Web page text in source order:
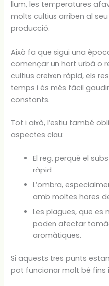
llum, les temperatures
molts cultius arriben al
producció.
Això fa que sigui una
començar un hort urbà o
cultius creixen ràpid, els
temps i és més fàcil
constants.
Tot i això, l’estiu també
aspectes clau:
El reg, perquè el
ràpid.
L’ombra,
amb moltes hores
Les plagues, que es
poden afectar
aromàtiques.
Si aquests tres punts
pot funcionar molt bé fins